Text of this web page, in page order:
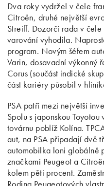
Dva roky vydržel v čele
Citroën, druhé největší
Streiff. Dozorčí rada v čele
varování vyhodila.
program. Novým šéfem
Varin, dosavadní výkonný
Corus (součást indické
část kariéry působil v
PSA patří mezi největší
Spolu s japonskou
továrnu poblíž Kolína.
aut, na PSA připadají dvě
automobilka loni globálně
značkami Peugeot a
kolem pěti procent.